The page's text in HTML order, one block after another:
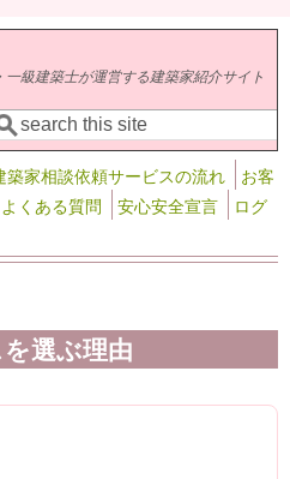
級建築士が運営する建築家紹介サイト
索フォーム
索
築家相談依頼サービスの流れ
お客
よくある質問 安心安全宣言
ログ
選ぶ理由